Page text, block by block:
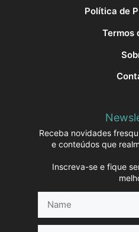
Política de
Termos
Receba novidades
e conteúdos que
Inscreva-se e fique